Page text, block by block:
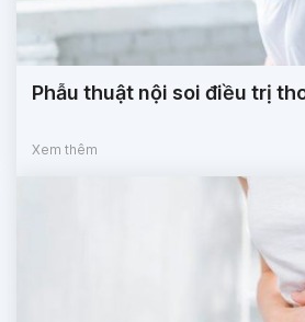
Phẫu thuật nội soi điều trị
Xem thêm